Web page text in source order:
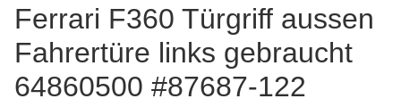
Ferrari F360 Türgriff aussen
Fahrertüre links gebraucht
64860500 #87687-122